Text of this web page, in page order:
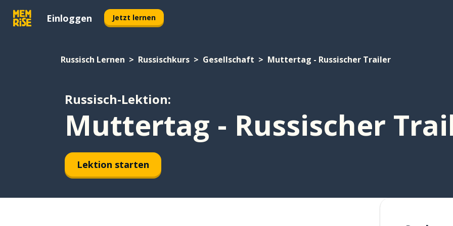
Einloggen Jetzt lernen
Russisch Lernen Russischkurs Gesellschaft Muttertag - Russischer Trailer
Russisch-Lektion:
Muttertag - Russischer
Lektion starten